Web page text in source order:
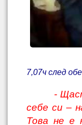
7,07ч след
-
себе си –
Това не е